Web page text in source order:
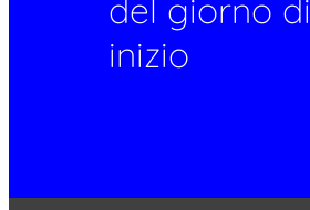
del giorno di
inizio